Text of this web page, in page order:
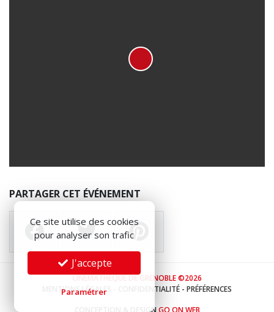
PARTAGER CET ÉVÉNEMENT
CINÉMATHÈQUE DE GRENOBLE ©2026
MENTIONS LÉGALES
CONFIDENTIALITÉ - PRÉFÉRENCES
Ce site utilise des cookies
pour analyser son trafic
J'accepte
Paramétrer